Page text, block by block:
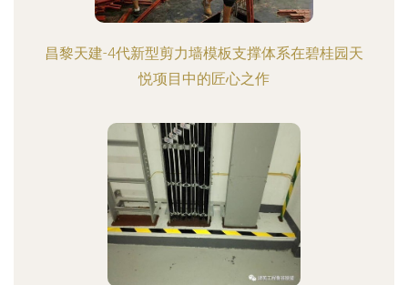
昌黎天建-4代新型剪力墙模板支撑体系在碧桂园天
悦项目中的匠心之作